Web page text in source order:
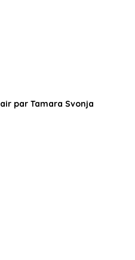
par Tamara Svonja